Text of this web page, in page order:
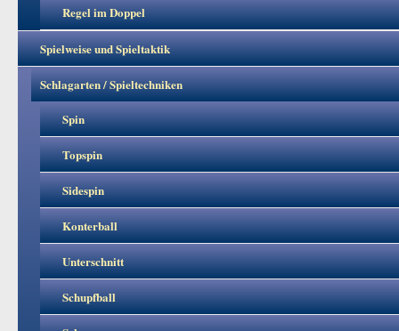
Regel im Doppel
Spielweise und Spieltaktik
Schlagarten / Spieltechniken
Spin
Topspin
Sidespin
Konterball
Unterschnitt
Schupfball